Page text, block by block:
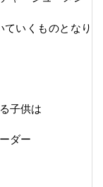
いくものとなり
子供は
ダー